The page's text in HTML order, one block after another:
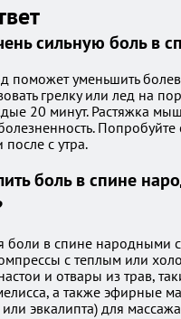
сильную боль в
поможет уменьшить
грелку или лед на
20 минут. Растяжка
Попробуйте
с утра.
боль в спине
боли в спине народными
с теплым или
и отвары из трав,
а также эфирные
эвкалипта) для